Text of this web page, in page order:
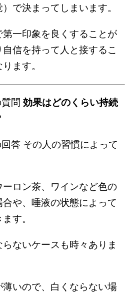
で決まってしまいます。
一印象を良くすることが
信を持って人と接するこ
ます。
効果はどのくらい持続
その人の習慣によって
ーロン茶、ワインなど色の
や、唾液の状態によって
す。
ないケースも時々ありま
薄いので、白くならない場